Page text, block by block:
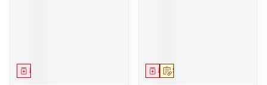
Médicament Sur prescription
Médicament